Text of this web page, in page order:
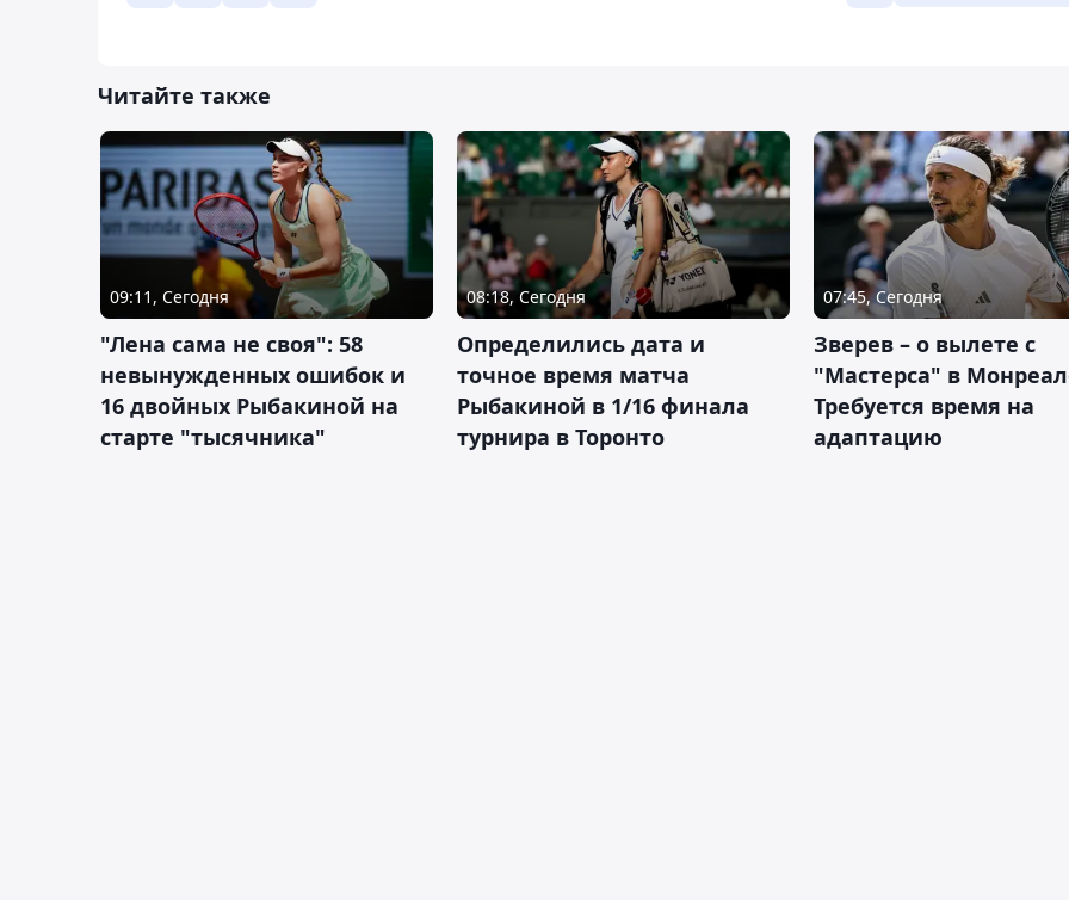
Читайте также
09:11, Сегодня
"Лена сама не своя": 58
невынужденных ошибок и
16 двойных Рыбакиной на
старте "тысячника"
08:18, Сегодня
Определились дата и
точное время матча
Рыбакиной в 1/16 финала
турнира в Торонто
07:45, Сегодня
Зверев – о вылете с
"Мастерса" в
Требуется время на
адаптацию